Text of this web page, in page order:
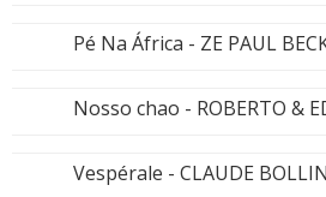
Pé Na África - ZE PAUL
Nosso chao - ROBERTO &
Vespérale - CLAUDE